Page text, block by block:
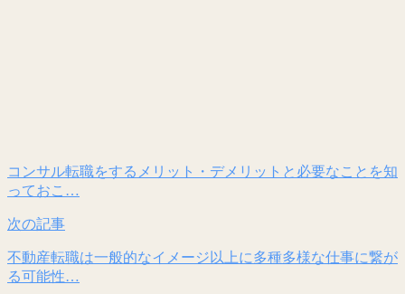
コンサル転職をするメリット・デメリットと必要なことを知
っておこ…
次の記事
不動産転職は一般的なイメージ以上に多種多様な仕事に繋が
る可能性…